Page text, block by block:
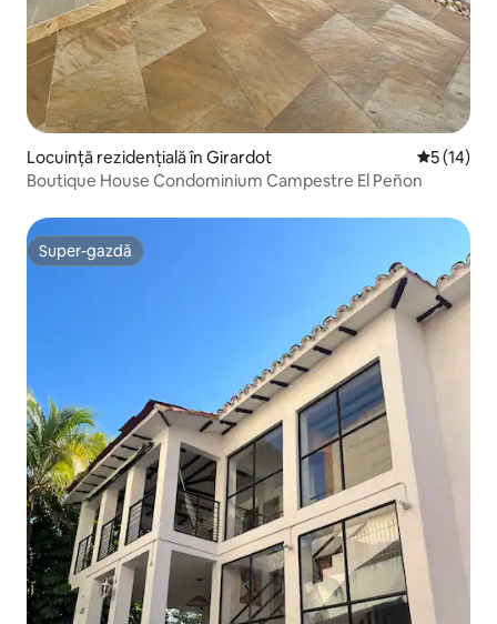
Locuință rezidențială în Girardot Scor
5 (14)
Boutique House Condominium Campestre El Peñon
Super-gazdă
Super-gazdă